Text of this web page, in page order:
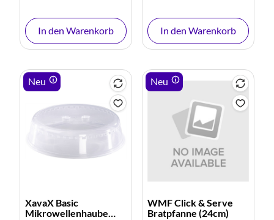
In den Warenkorb In den Warenkorb
XavaX Basic
Mikrowellenhaube
Neu
WMF Click & Serve
Bratpfanne (24cm)
Neu